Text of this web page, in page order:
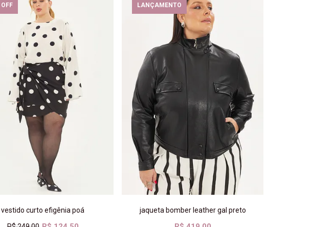
vestido curto efigênia poá
LANÇAMENTO
jaqueta bomber leather gal preto